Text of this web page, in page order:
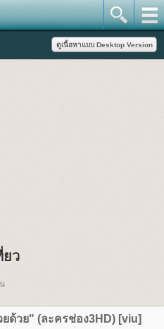
ว
ด้วย" (ละครช่อง3HD) [viu]